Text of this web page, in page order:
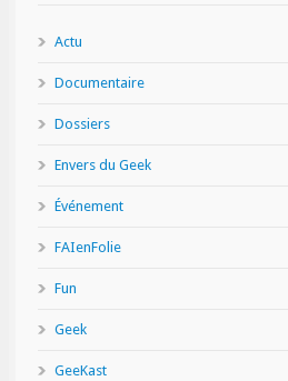
Actu
Documentaire
Dossiers
Envers du Geek
Événement
FAIenFolie
Fun
Geek
GeeKast